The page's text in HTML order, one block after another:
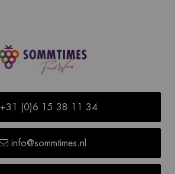
+31 (0)6 15 38 11 34
info@sommtimes.nl